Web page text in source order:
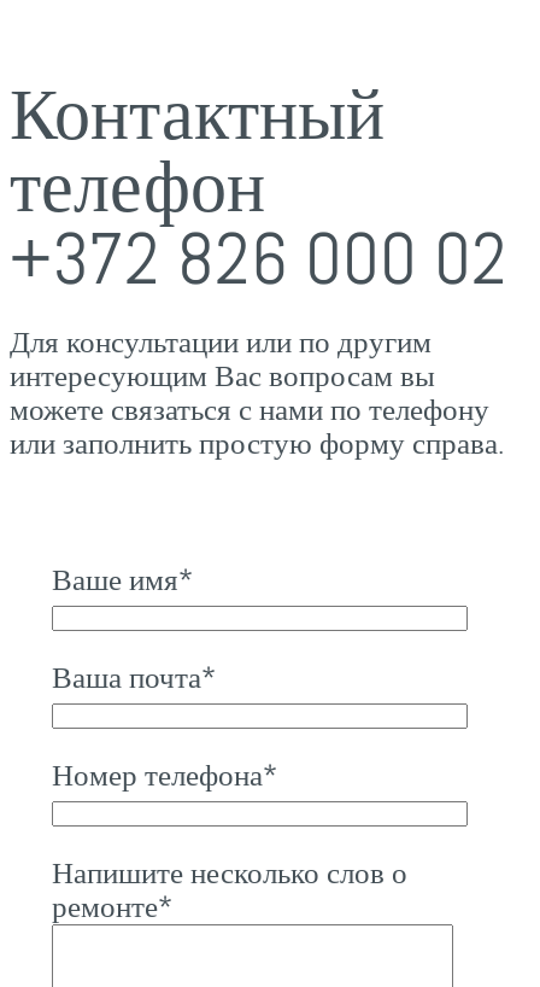
Контактный
телефон
+372 826 000 02
Для консультации или по другим
интересующим Вас вопросам вы
можете связаться с нами по телефону
или заполнить простую форму справа.
Ваше имя*
Ваша почта*
Номер телефона*
Напишите несколько слов о
ремонте*